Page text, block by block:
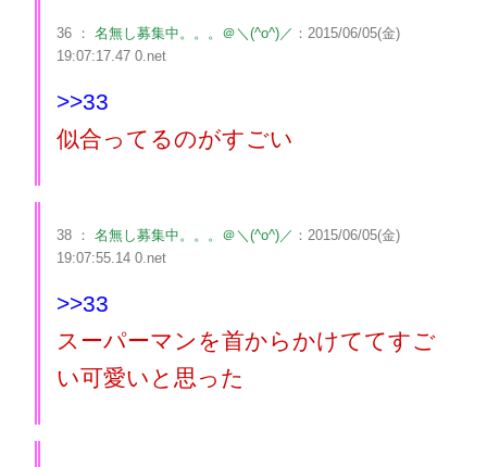
36 ： 名無し募集中。。。＠＼(^o^)／ ：2015/06/05(金)
19:07:17.47 0.net
>>33
似合ってるのがすごい
38 ： 名無し募集中。。。＠＼(^o^)／ ：2015/06/05(金)
19:07:55.14 0.net
>>33
スーパーマンを首からかけててすご
い可愛いと思った